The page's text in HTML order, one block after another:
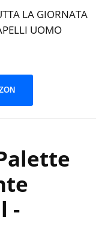
LA GIORNATA
UOMO
-